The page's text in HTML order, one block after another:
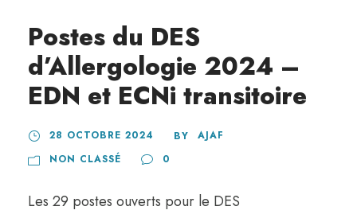
Postes du DES
d’Allergologie 2024 –
EDN et ECNi transitoire
28 OCTOBRE 2024 BY
AJAF
NON CLASSÉ
0
Les 29 postes ouverts pour le DES